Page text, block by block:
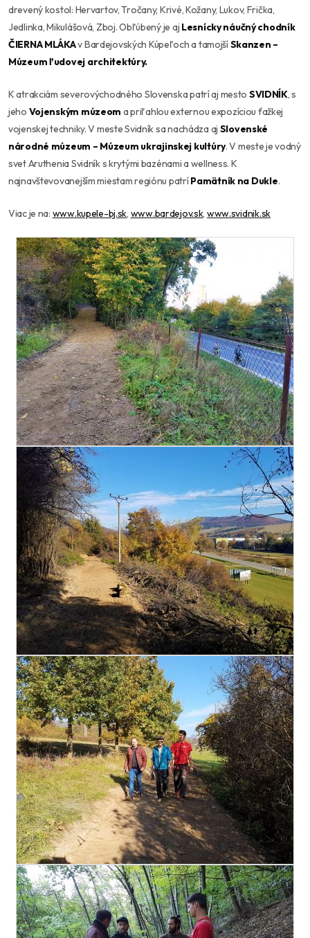
drevený kostol: Hervartov, Tročany, Krivé, Kožany, Lukov, Frička,
Jedlinka, Mikulášová, Zboj. Obľúbený je aj Lesnícky náučný chodník
ČIERNA MLÁKAv Bardejovských Kúpeľoch a tamojšíSkanzen –
Múzeum ľudovej architektúry.
K atrakciám severovýchodného Slovenska patrí aj mesto SVIDNÍK, s
jeho Vojenským múzeom a priľahlou externou expozíciou ťažkej
vojenskej techniky. V meste Svidník sa nachádza aj Slovenské
národné múzeum – Múzeum ukrajinskej kultúry. V meste je vodný
svet Aruthenia Svidník s krytými bazénami a wellness. K
najnavštevovanejším miestam regiónu patríPamätník na Dukle.
Viac je na: www.kupele-bj.sk, www.bardejov.sk, www.svidnik.sk